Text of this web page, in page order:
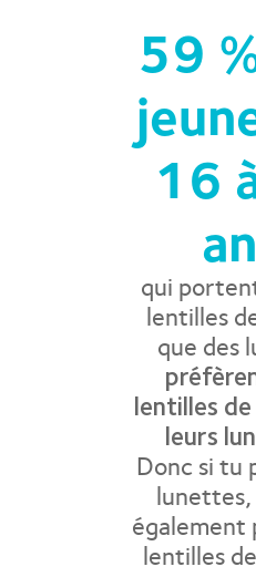
59
16
qui
lentilles
que des
lentilles
leurs
Donc si tu
lentilles